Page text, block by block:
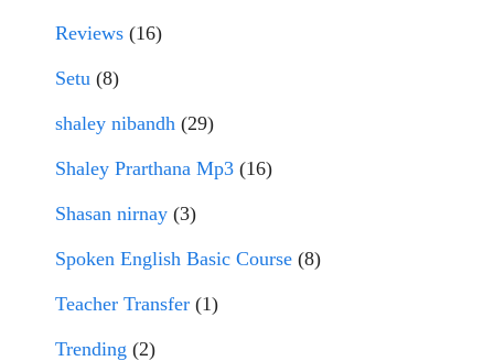
Reviews (16)
Setu (8)
shaley nibandh (29)
Shaley Prarthana Mp3 (16)
Shasan nirnay (3)
Spoken English Basic Course (8)
Teacher Transfer (1)
Trending (2)